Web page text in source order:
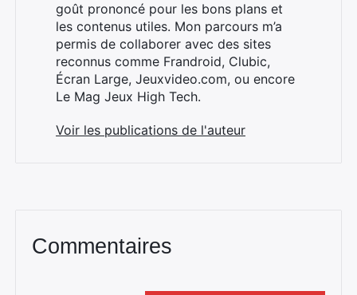
goût prononcé pour les bons plans et
les contenus utiles. Mon parcours m’a
permis de collaborer avec des sites
reconnus comme Frandroid, Clubic,
Écran Large, Jeuxvideo.com, ou encore
Le Mag Jeux High Tech.
Voir les publications de l'auteur
Commentaires